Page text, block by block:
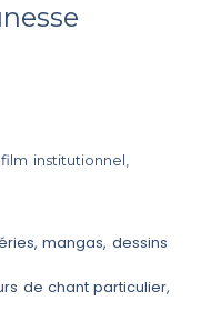
institutionnel,
mangas, dessins
de chant particulier,